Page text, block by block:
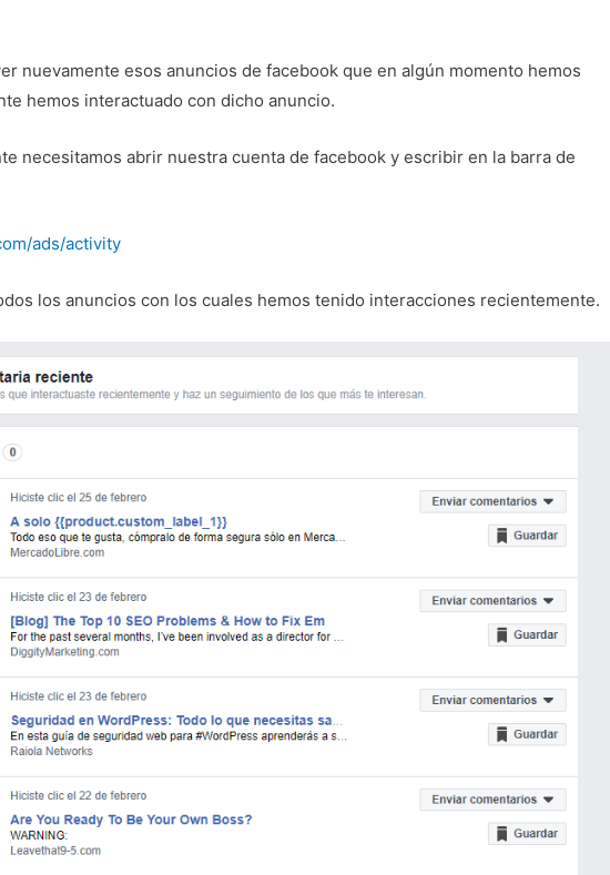
nuevamente esos anuncios de facebook que en algún momento hemos
hemos interactuado con dicho anuncio.
necesitamos abrir nuestra cuenta de facebook y escribir en la barra de
ads/activity
los anuncios con los cuales hemos tenido interacciones recientemente.